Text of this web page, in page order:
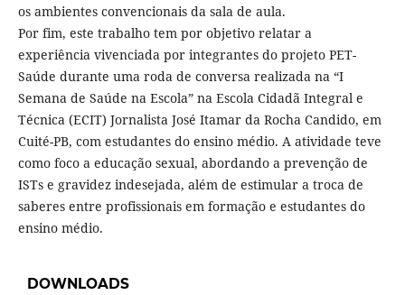
os ambientes convencionais da sala de aula.
Por fim, este trabalho tem por objetivo relatar a
experiência vivenciada por integrantes do projeto PET-
Saúde durante uma roda de conversa realizada na “I
Semana de Saúde na Escola” na Escola Cidadã Integral e
Técnica (ECIT) Jornalista José Itamar da Rocha Candido, em
Cuité-PB, com estudantes do ensino médio. A atividade teve
como foco a educação sexual, abordando a prevenção de
ISTs e gravidez indesejada, além de estimular a troca de
saberes entre profissionais em formação e estudantes do
ensino médio.
DOWNLOADS